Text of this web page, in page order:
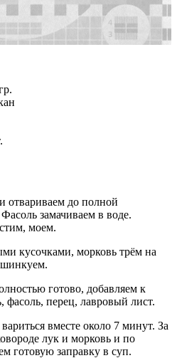
отвариваем до полной
замачиваем в воде.
моем.
кусочками, морковь трём на
шинкуем.
готово, добавляем к
перец, лавровый лист.
вместе около 7 минут. За
лук и морковь и по
готовую заправку в суп.